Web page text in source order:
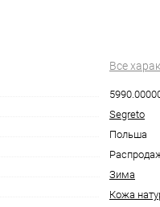
Все
Segreto
Польша
Зима
Кожа